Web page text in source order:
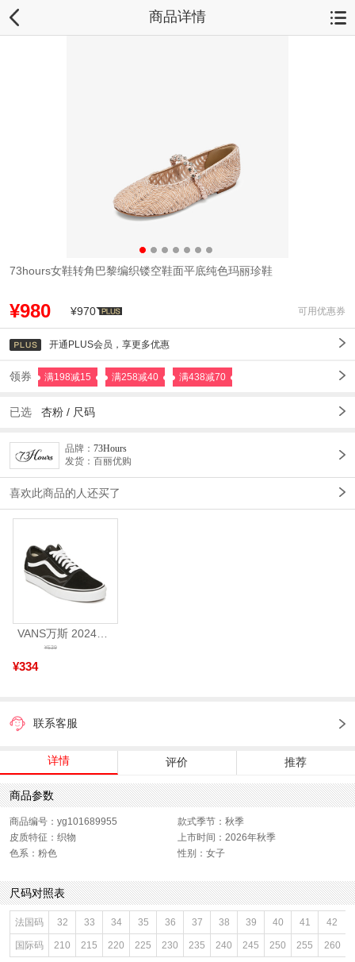
商品详情
73hours女鞋转角巴黎编织镂空鞋面平底纯色玛丽珍鞋
¥980 ¥970 可用优惠券
开通PLUS会员，享更多优惠
领券 满198减15 满258减40 满438减70
已选 杏粉 / 尺码
品牌： 73Hours
发货：百丽优购
喜欢此商品的人还买了
VANS万斯 2024年新款中性OldSkool帆布鞋/硫化鞋VN000D3HY28（延续款）
¥334
¥539
联系客服
详情 评价 推荐
商品参数
商品编号：yg101689955
款式季节：秋季
皮质特征：织物
上市时间：2026年秋季
色系：粉色
性别：女子
尺码对照表
法国码 32 33 34 35 36 37 38 39 40 41 42
国际码 210 215 220 225 230 235 240 245 250 255 260